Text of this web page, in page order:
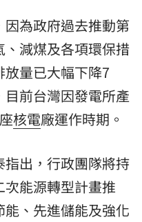
為政府過去推動第
減煤及各項環保措
量已大幅下降7
前台灣因發電所產
核電廠運作時期。
出，行政團隊將持
能源轉型計畫推
、先進儲能及強化